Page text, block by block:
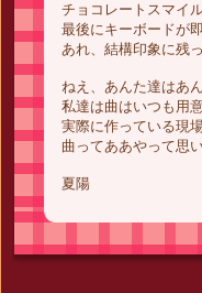
チョコレートスマイ
最後にキーボードが
あれ、結構印象に残
ねえ、あんた達はあ
私達は曲はいつも用
実際に作っている現
曲ってああやって思
夏陽